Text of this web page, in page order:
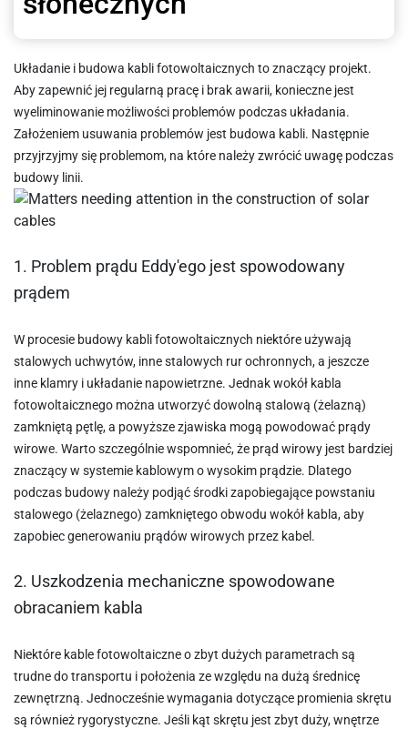
Układanie i budowa kabli fotowoltaicznych to znaczący projekt.
Aby zapewnić jej regularną pracę i brak awarii, konieczne jest
wyeliminowanie możliwości problemów podczas układania.
Założeniem usuwania problemów jest budowa kabli. Następnie
przyjrzyjmy się problemom, na które należy zwrócić uwagę podczas
budowy linii.
1. Problem prądu Eddy'ego jest spowodowany
prądem
W procesie budowy kabli fotowoltaicznych niektóre używają
stalowych uchwytów, inne stalowych rur ochronnych, a jeszcze
inne klamry i układanie napowietrzne. Jednak wokół kabla
fotowoltaicznego można utworzyć dowolną stalową (żelazną)
zamkniętą pętlę, a powyższe zjawiska mogą powodować prądy
wirowe. Warto szczególnie wspomnieć, że prąd wirowy jest bardziej
znaczący w systemie kablowym o wysokim prądzie. Dlatego
podczas budowy należy podjąć środki zapobiegające powstaniu
stalowego (żelaznego) zamkniętego obwodu wokół kabla, aby
zapobiec generowaniu prądów wirowych przez kabel.
2. Uszkodzenia mechaniczne spowodowane
obracaniem kabla
Niektóre kable fotowoltaiczne o zbyt dużych parametrach są
trudne do transportu i położenia ze względu na dużą średnicę
zewnętrzną. Jednocześnie wymagania dotyczące promienia skrętu
są również rygorystyczne. Jeśli kąt skrętu jest zbyt duży, wnętrze